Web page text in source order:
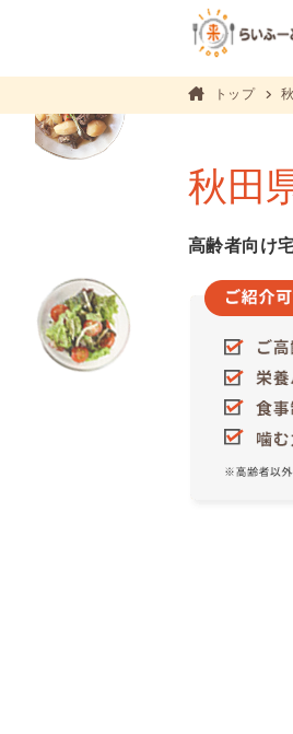
トップ
秋田
高齢者向け